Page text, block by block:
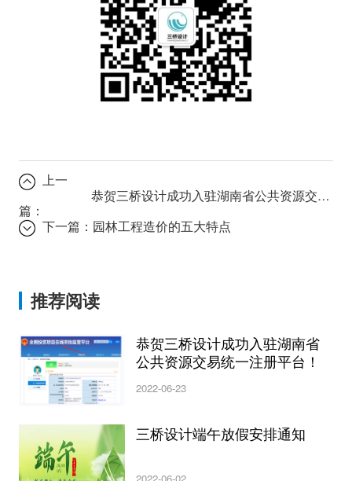
上一
篇：
恭贺三桥设计成功入驻湖南省公共资源交易统一注册平台！
下一篇： 园林工程造价的五大特点
推荐阅读
恭贺三桥设计成功入驻湖南省
公共资源交易统一注册平台！
2022-06-23
三桥设计端午放假安排通知